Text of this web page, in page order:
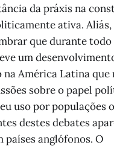
da práxis na
ativa. Aliás,
que durante todo
um
América Latina que
sobre o papel
uso por populações
destes debates
países anglófonos. O